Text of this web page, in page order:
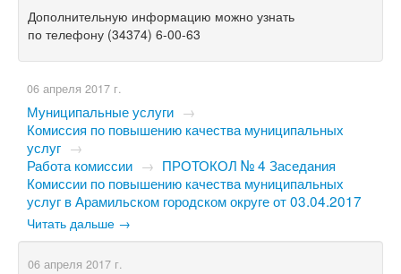
Дополнительную информацию можно узнать
по телефону (34374) 6-00-63
06 апреля 2017 г.
Муниципальные услуги →
Комиссия по повышению качества муниципальных
услуг →
Работа комиссии → ПРОТОКОЛ № 4 Заседания
Комиссии по повышению качества муниципальных
услуг в Арамильском городском округе от 03.04.2017
Читать дальше →
06 апреля 2017 г.